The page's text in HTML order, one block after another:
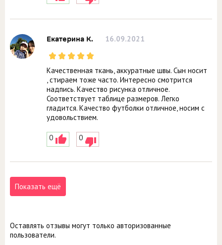
Екатерина К. 16.09.2021
Качественная ткань, аккуратные швы. Сын носит
, стираем тоже часто. Интересно смотрится
надпись. Качество рисунка отличное.
Соответствует таблице размеров. Легко
гладится. Качество футболки отличное, носим с
удовольствием.
0 0
Показать ещё
Оставлять отзывы могут только авторизованные
пользователи.